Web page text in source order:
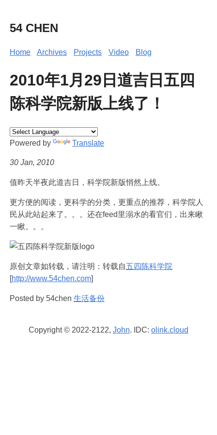
54 CHEN
Home Archives Projects Video Blog
2010年1月29日道吉日五四
陈科学院新版上线了！
Powered by Translate
30 Jan, 2010
值昨天半夜此道吉日，科学院新版悄然上线。
更方便的阅读，更科学的分类，更重点的推荐，科学院人
民从此站起来了。。。还在feed里溺水的看官们，出来瞅
一瞅。。。
原创文章如转载，请注明：转载自五四陈科学院
[http://www.54chen.com]
Posted by 54chen 生活备份
Copyright © 2022-2122, John. IDC: olink.cloud